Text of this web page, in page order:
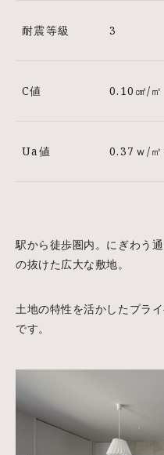
耐震等級 3
C値 0.10㎠/㎡
Ua値 0.37ｗ/㎡
駅から徒歩圏内。にぎわう
の抜けた広大な敷地。
土地の特性を活かしたプラ
です。